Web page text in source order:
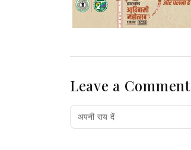
Leave a Comment